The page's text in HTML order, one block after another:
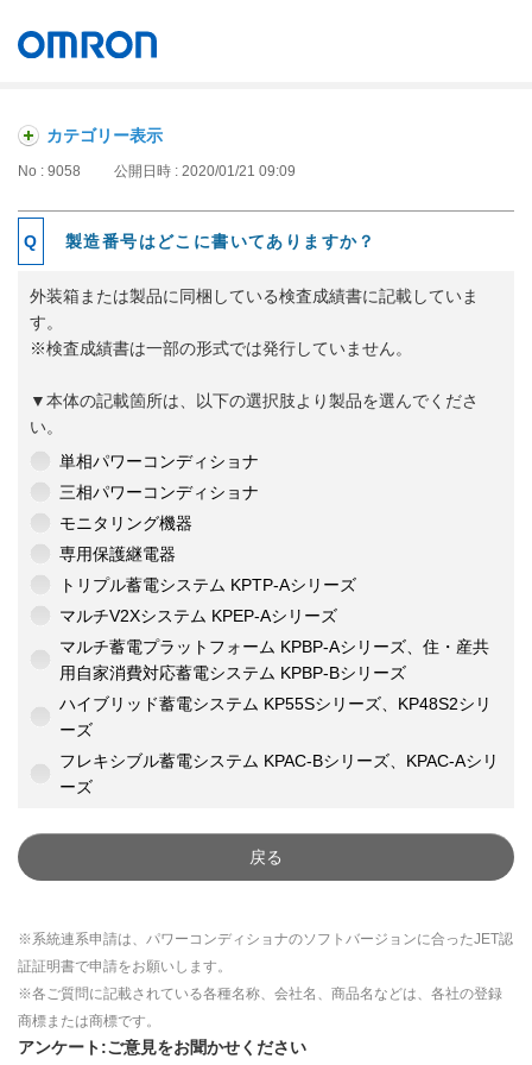
カテゴリー表示
No : 9058 公開日時 : 2020/01/21 09:09
製造番号はどこに書いてありますか？
外装箱または製品に同梱している検査成績書に記載していま
す。
※検査成績書は一部の形式では発行していません。
▼本体の記載箇所は、以下の選択肢より製品を選んでくださ
い。
単相パワーコンディショナ
三相パワーコンディショナ
モニタリング機器
専用保護継電器
トリプル蓄電システム KPTP-Aシリーズ
マルチV2Xシステム KPEP-Aシリーズ
マルチ蓄電プラットフォーム KPBP-Aシリーズ、住・産共
用自家消費対応蓄電システム KPBP-Bシリーズ
ハイブリッド蓄電システム KP55Sシリーズ、KP48S2シリ
ーズ
フレキシブル蓄電システム KPAC-Bシリーズ、KPAC-Aシリ
ーズ
戻る
※系統連系申請は、パワーコンディショナのソフトバージョンに合ったJET認
証証明書で申請をお願いします。
※各ご質問に記載されている各種名称、会社名、商品名などは、各社の登録
商標または商標です。
アンケート:ご意見をお聞かせください